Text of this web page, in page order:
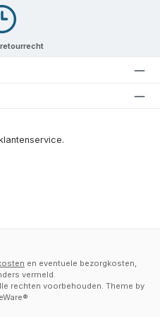
en eventuele bezorgkosten,
vermeld.
rechten voorbehouden. Theme by